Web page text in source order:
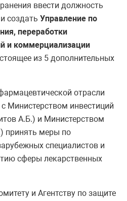
ввести должность
создать Управление по
переработки
и коммерциализации
из 5 дополнительных
отрасли
Министерством инвестиций
А.Б.) и Министерством
принять меры по
специалистов и
сферы лекарственных
и Агентству по защите